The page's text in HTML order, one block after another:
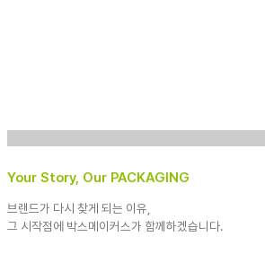
Your Story, Our PACKAGING
브랜드가 다시 찾게 되는 이유,
그 시작점에 박스메이커스가 함께하겠습니다.